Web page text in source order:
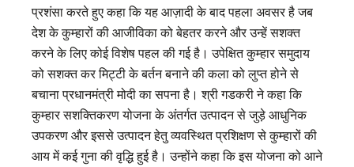
प्रशंसा करते हुए कहा कि यह आज़ादी के बाद पहला अवसर है जब
देश के कुम्हारों की आजीविका को बेहतर करने और उन्हें सशक्त
करने के लिए कोई विशेष पहल की गई है। उपेक्षित कुम्हार समुदाय
को सशक्त कर मिट्टी के बर्तन बनाने की कला को लुप्त होने से
बचाना प्रधानमंत्री मोदी का सपना है। श्री गडकरी ने कहा कि
कुम्हार सशक्तिकरण योजना के अंतर्गत उत्पादन से जुड़े आधुनिक
उपकरण और इससे उत्पादन हेतु व्यवस्थित प्रशिक्षण से कुम्हारों की
आय में कई गुना की वृद्धि हुई है। उन्होंने कहा कि इस योजना को आने